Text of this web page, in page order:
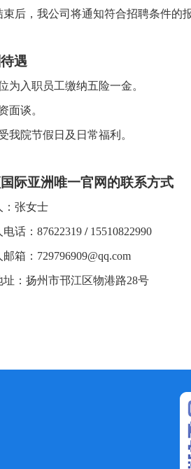
束后，我公司将通知符合招聘条件的
遇
为入职员工缴纳五险一金。
面谈。
我院节假日及日常福利。
际亚洲唯一官网的联系方式
张女士
话： 87622319 / 15510822990
邮箱： 729796909@qq.com
址：扬州市邗江区物港路28号